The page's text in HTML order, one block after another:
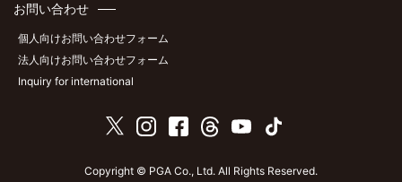
お問い合わせ
個人向けお問い合わせフォーム
法人向けお問い合わせフォーム
Inquiry for international
Copyright © PGA Co., Ltd. All Rights Reserved.